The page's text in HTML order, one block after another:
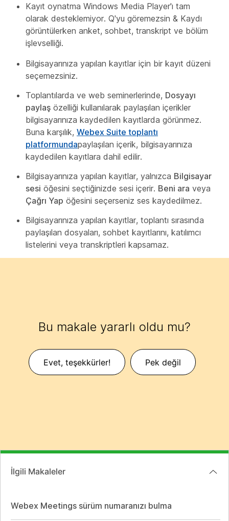
Kayıt oynatma Windows Media Player'ı tam
olarak desteklemiyor. Q'yu göremezsin & Kaydı
görüntülerken anket, sohbet, transkript ve bölüm
işlevselliği.
Bilgisayarınıza yapılan kayıtlar için bir kayıt düzeni
seçemezsiniz.
Toplantılarda ve web seminerlerinde, Dosyayı
paylaş özelliği kullanılarak paylaşılan içerikler
bilgisayarınıza kaydedilen kayıtlarda görünmez.
Buna karşılık, Webex Suite toplantı
platformundapaylaşılan içerik, bilgisayarınıza
kaydedilen kayıtlara dahil edilir.
Bilgisayarınıza yapılan kayıtlar, yalnızca Bilgisayar
sesi öğesini seçtiğinizde sesi içerir. Beni ara veya
Çağrı Yap öğesini seçerseniz ses kaydedilmez.
Bilgisayarınıza yapılan kayıtlar, toplantı sırasında
paylaşılan dosyaları, sohbet kayıtlarını, katılımcı
listelerini veya transkriptleri kapsamaz.
Bu makale yararlı oldu mu?
Evet, teşekkürler! Pek değil
İlgili Makaleler
Webex Meetings sürüm numaranızı bulma